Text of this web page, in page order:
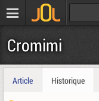
Cromimi
Article Historique